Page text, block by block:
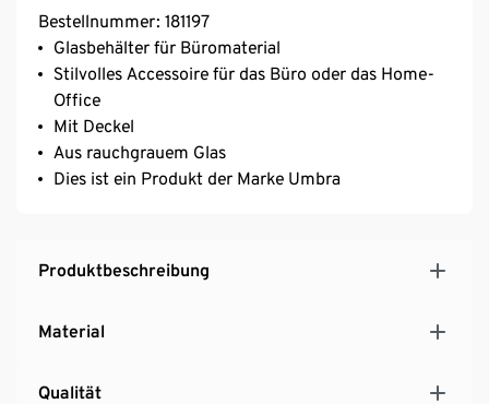
Bestellnummer: 181197
Glasbehälter für Büromaterial
Stilvolles Accessoire für das Büro oder das Home-
Office
Mit Deckel
Aus rauchgrauem Glas
Dies ist ein Produkt der Marke Umbra
Produktbeschreibung
Material
Qualität